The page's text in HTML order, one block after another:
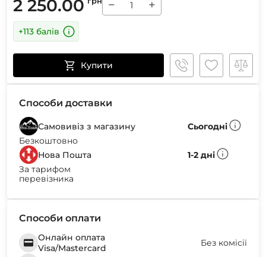
2 250.00 − +
+113 балів
Купити
Способи доставки
Самовивіз з магазину
Сьогодні
Безкоштовно
Нова Пошта
1-2 дні
За тарифом
перевізника
Способи оплати
Онлайн оплата
Visa/Mastercard
Без комісії